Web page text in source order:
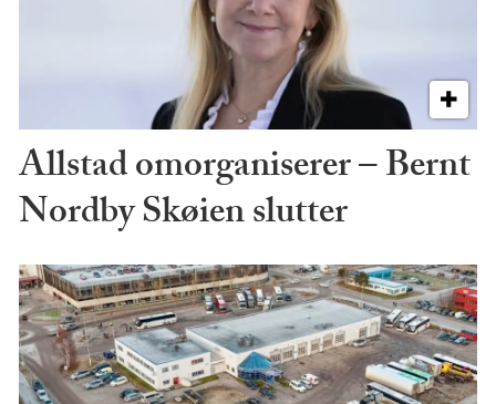
Allstad omorganiserer – Bernt
Nordby Skøien slutter